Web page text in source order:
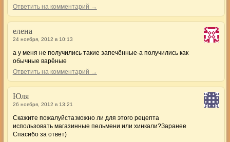
Ответить на комментарий →
елена
24 ноября, 2012 в 10:13
а у меня не получились такие запечённые-а получились как
обычные варёные
Ответить на комментарий →
Юля
26 ноября, 2012 в 13:21
Скажите пожалуйста:можно ли для этого рецепта
использовать магазинные пельмени или хинкали?Заранее
Спасибо за ответ)